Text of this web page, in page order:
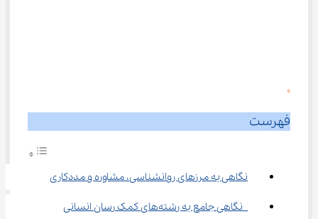
0
فهرست
نگاهی به مرزهای روانشناسی، مشاوره و مددکاری
نگاهی جامع به رشته‌های کمک ‌رسان انسانی